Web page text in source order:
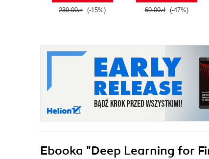
239.00zł (-15%) 69.00zł (-47%)
Ebooka "Deep Learning for